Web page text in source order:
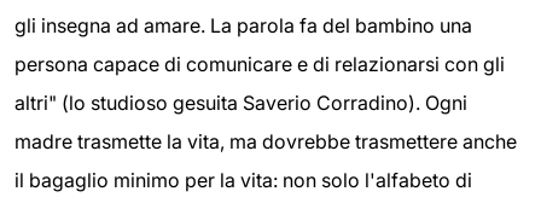
gli insegna ad amare. La parola fa del bambino una
persona capace di comunicare e di relazionarsi con gli
altri" (lo studioso gesuita Saverio Corradino). Ogni
madre trasmette la vita, ma dovrebbe trasmettere anche
il bagaglio minimo per la vita: non solo l'alfabeto di